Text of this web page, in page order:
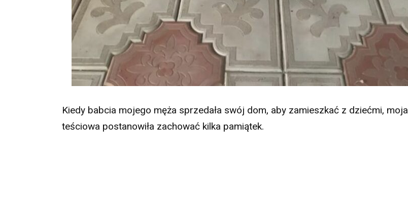
Kiedy babcia mojego męża sprzedała swój dom, aby zamieszkać z dziećmi, moja
teściowa postanowiła zachować kilka pamiątek.